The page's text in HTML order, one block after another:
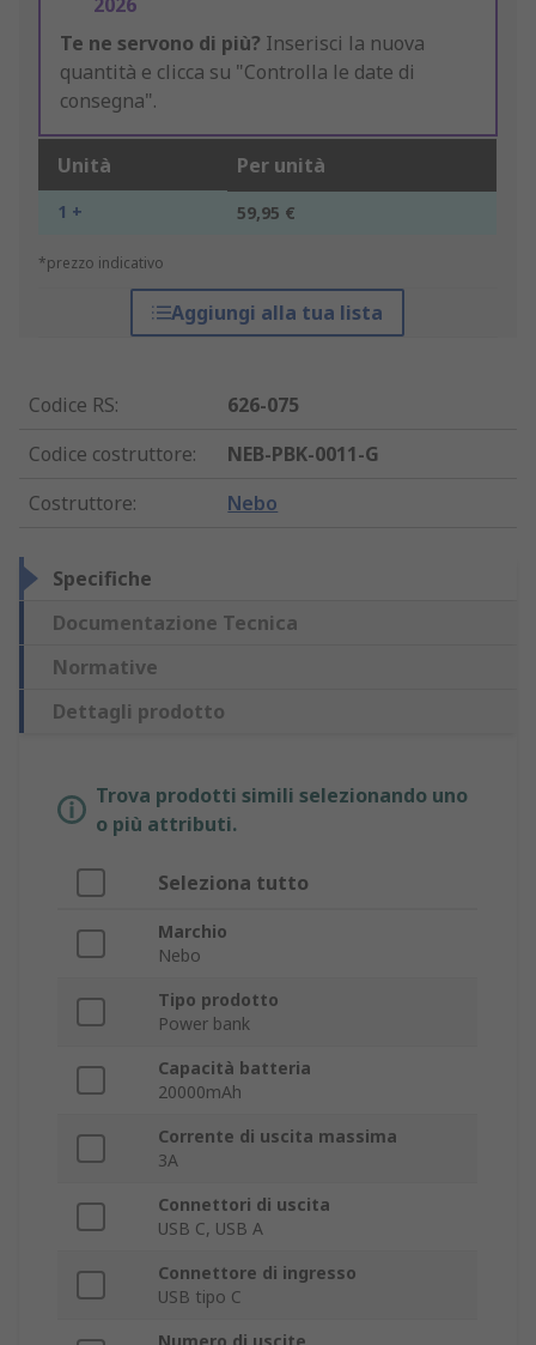
2026
Te ne servono di più? Inserisci la nuova
quantità e clicca su "Controlla le date di
consegna".
Unità Per unità
1 + 59,95 €
*prezzo indicativo
Aggiungi alla tua lista
Codice RS:
626-075
Codice costruttore:
NEB-PBK-0011-G
Costruttore: Nebo
Specifiche
Documentazione Tecnica
Normative
Dettagli prodotto
Trova prodotti simili selezionando uno
o più attributi.
Seleziona tutto
Marchio
Nebo
Tipo prodotto
Power bank
Capacità batteria
20000mAh
Corrente di uscita massima
3A
Connettori di uscita
USB C, USB A
Connettore di ingresso
USB tipo C